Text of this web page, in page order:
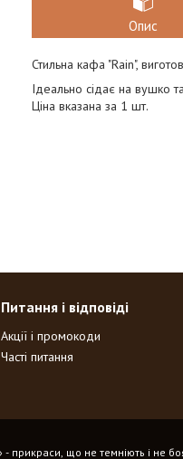
Опис
Стильна кафа "Rain",
Ідеально сідає на вушко
Ціна вказана за 1 шт.
Питання і відповіді
Акції і промокоди
Часті питання